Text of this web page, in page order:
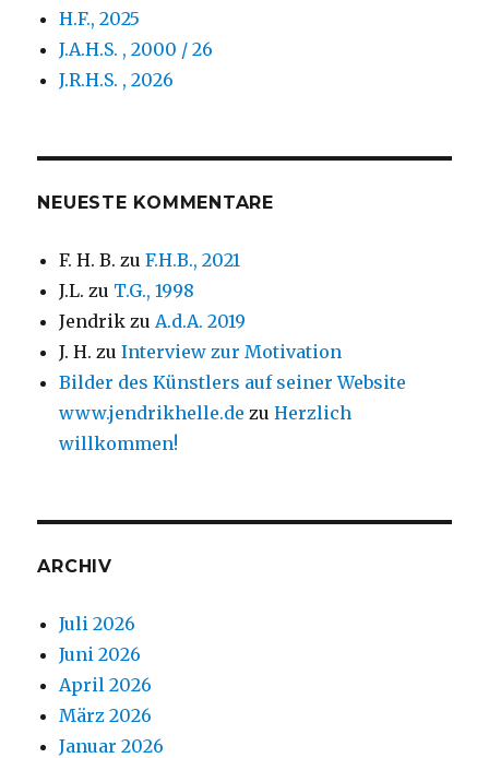
H.F., 2025
J.A.H.S. , 2000 / 26
J.R.H.S. , 2026
NEUESTE KOMMENTARE
F. H. B. zuF.H.B., 2021
J.L. zu T.G., 1998
Jendrik zu A.d.A. 2019
J. H. zuInterview zur Motivation
Bilder des Künstlers auf seiner Website
www.jendrikhelle.de zuHerzlich
willkommen!
ARCHIV
Juli 2026
Juni 2026
April 2026
März 2026
Januar 2026